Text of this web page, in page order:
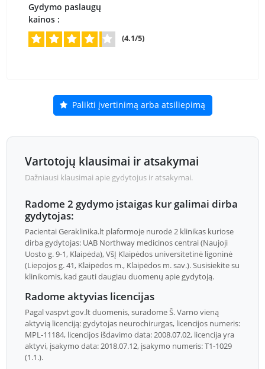
Gydymo paslaugų
kainos :
(4.1/5)
Palikti įvertinimą arba atsiliepimą
Vartotojų klausimai ir atsakymai
Dažniausi klausimai apie gydytojus ir atsakymai.
Radome 2 gydymo įstaigas kur galimai dirba
gydytojas:
Pacientai Geraklinika.lt plaformoje nurodė 2 klinikas kuriose
dirba gydytojas: UAB Northway medicinos centrai (Naujoji
Uosto g. 9-1, Klaipėda), VšĮ Klaipėdos universitetinė ligoninė
(Liepojos g. 41, Klaipėdos m., Klaipėdos m. sav.). Susisiekite su
klinikomis, kad gauti daugiau duomenų apie gydytoją.
Radome aktyvias licencijas
Pagal vaspvt.gov.lt duomenis, suradome Š. Varno vieną
aktyvią licenciją: gydytojas neurochirurgas, licencijos numeris:
MPL-11184, licencijos išdavimo data: 2008.07.02, licencija yra
aktyvi, įsakymo data: 2018.07.12, įsakymo numeris: T1-1029
(1.1.).